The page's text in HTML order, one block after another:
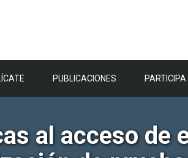
PUBLICACIONES PARTICIPA
al acceso de